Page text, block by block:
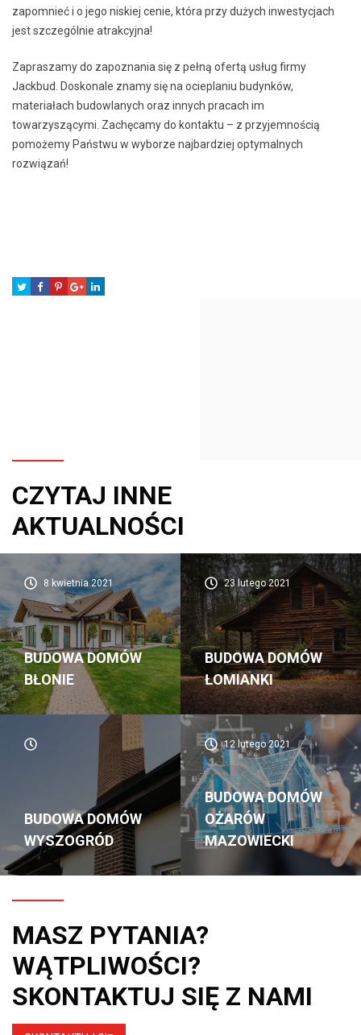
zapomnieć i o jego niskiej cenie, która przy dużych inwestycjach
jest szczególnie atrakcyjna!
Zapraszamy do zapoznania się z pełną ofertą usług firmy
Jackbud. Doskonale znamy się na ocieplaniu budynków,
materiałach budowlanych oraz innych pracach im
towarzyszącymi. Zachęcamy do kontaktu – z przyjemnością
pomożemy Państwu w wyborze najbardziej optymalnych
rozwiązań!
CZYTAJ INNE
AKTUALNOŚCI
8 kwietnia 2021
BUDOWA DOMÓW
BŁONIE
23 lutego 2021
BUDOWA DOMÓW
ŁOMIANKI
BUDOWA DOMÓW
WYSZOGRÓD
12 lutego 2021
BUDOWA DOMÓW
OŻARÓW
MAZOWIECKI
MASZ PYTANIA?
WĄTPLIWOŚCI?
SKONTAKTUJ SIĘ Z NAMI